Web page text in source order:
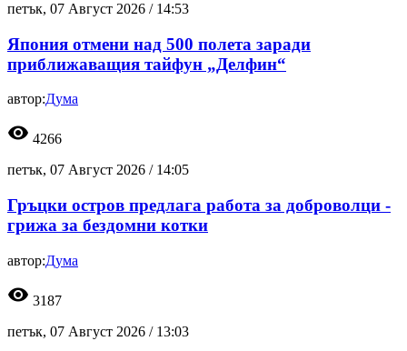
петък, 07 Август 2026 / 14:53
Япония отмени над 500 полета заради
приближаващия тайфун „Делфин“
автор:Дума
visibility 4266
петък, 07 Август 2026 / 14:05
Гръцки остров предлага работа за доброволци -
грижа за бездомни котки
автор:Дума
visibility 3187
петък, 07 Август 2026 / 13:03